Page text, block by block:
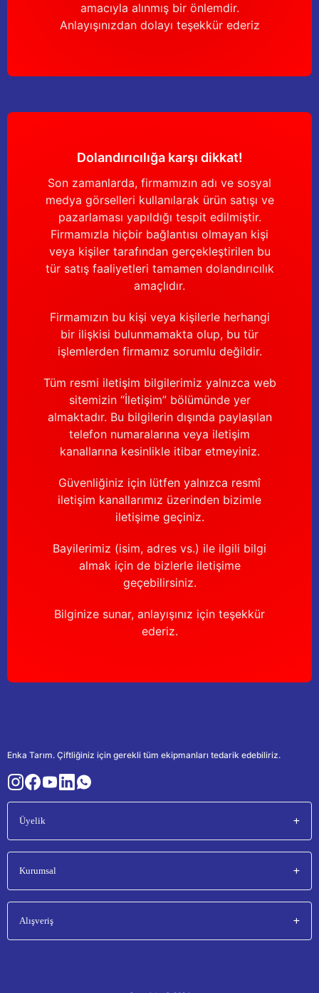
amacıyla alınmış bir önlemdir.
Anlayışınızdan dolayı teşekkür ederiz
Dolandırıcılığa karşı dikkat!
Son zamanlarda, firmamızın adı ve sosyal
medya görselleri kullanılarak ürün satışı ve
pazarlaması yapıldığı tespit edilmiştir.
Firmamızla hiçbir bağlantısı olmayan kişi
veya kişiler tarafından gerçekleştirilen bu
tür satış faaliyetleri tamamen dolandırıcılık
amaçlıdır.
Firmamızın bu kişi veya kişilerle herhangi
bir ilişkisi bulunmamakta olup, bu tür
işlemlerden firmamız sorumlu değildir.
Tüm resmi iletişim bilgilerimiz yalnızca web
sitemizin “İletişim” bölümünde yer
almaktadır. Bu bilgilerin dışında paylaşılan
telefon numaralarına veya iletişim
kanallarına kesinlikle itibar etmeyiniz.
Güvenliğiniz için lütfen yalnızca resmî
iletişim kanallarımız üzerinden bizimle
iletişime geçiniz.
Bayilerimiz (isim, adres vs.) ile ilgili bilgi
almak için de bizlerle iletişime
geçebilirsiniz.
Bilginize sunar, anlayışınız için teşekkür
ederiz.
Enka Tarım. Çiftliğiniz için gerekli tüm ekipmanları tedarik edebiliriz.
Üyelik
Kurumsal
Alışveriş